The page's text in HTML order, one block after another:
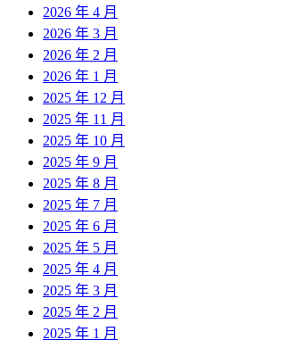
2026 年 4 月
2026 年 3 月
2026 年 2 月
2026 年 1 月
2025 年 12 月
2025 年 11 月
2025 年 10 月
2025 年 9 月
2025 年 8 月
2025 年 7 月
2025 年 6 月
2025 年 5 月
2025 年 4 月
2025 年 3 月
2025 年 2 月
2025 年 1 月